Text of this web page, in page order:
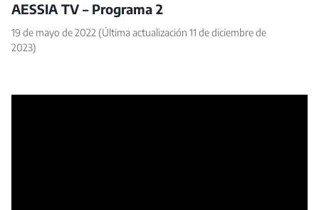
AESSIA TV – Programa 2
19 de mayo de 2022 (Última actualización 11 de diciembre de
2023)